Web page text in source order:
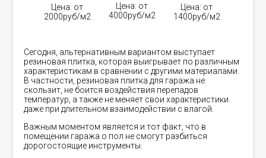
Цена: от
2000руб/м2
Цена: от
4000руб/м2
Цена: от
1400руб/м2
Сегодня, альтернативным вариантом выступает
резиновая плитка, которая выигрывает по различным
характеристикам в сравнении с другими материалами.
В частности, резиновая плитка для гаража не
скользит, не боится воздействия перепадов
температур, а также не меняет свои характеристики
даже при длительном взаимодействии с влагой.
Важным моментом является и тот факт, что в
помещении гаража о пол не смогут разбиться
дорогостоящие инструменты.